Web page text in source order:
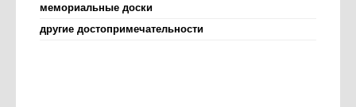
мемориальные доски
другие достопримечательности